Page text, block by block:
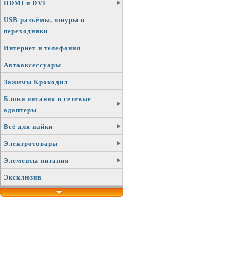
HDMI и DVI
USB разъёмы, шнуры и
переходники
Интернет и телефония
Автоаксессуары
Зажимы Крокодил
Блоки питания и сетевые
адаптеры
Всё для пайки
Электротовары
Элементы питания
Эксклюзив